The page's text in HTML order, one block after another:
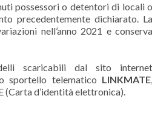
possessori o detentori di locali o
precedentemente dichiarato. La
nell’anno 2021 e conserva
scaricabili dal sito internet
sportello telematico LINKMATE,
(Carta d’identità elettronica).